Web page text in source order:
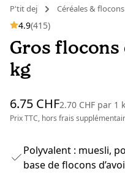
P'tit dej
Céréales & flocons
4.9(415)
Gros flocons
kg
6.75 CHF2.70 CHF par 1
Prix TTC, hors frais
Polyvalent : muesli,
base de flocons